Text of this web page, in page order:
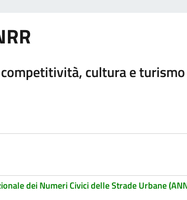
cultura e turismo
dei Numeri Civici delle Strade Urbane